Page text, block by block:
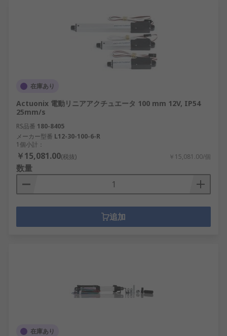
在庫あり
Actuonix 電動リニアアクチュエータ 100 mm 12V, IP54
25mm/s
RS品番 180-8405
メーカー型番 L12-30-100-6-R
1個小計：
￥15,081.00(税抜) ￥15,081.00/個
数量
追加
在庫あり